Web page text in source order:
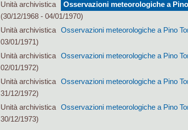
Unità archivistica
Osservazioni meteorologiche a
(30/12/1968 - 04/01/1970)
Unità archivistica Osservazioni meteorologiche a Pino
03/01/1971)
Unità archivistica Osservazioni meteorologiche a Pino
02/01/1972)
Unità archivistica Osservazioni meteorologiche a Pino
31/12/1972)
Unità archivistica Osservazioni meteorologiche a Pino
30/12/1973)